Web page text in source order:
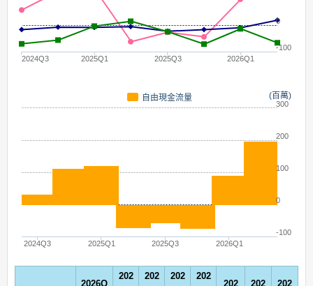
2024Q3 2025Q1 2025Q3 2026Q1
-100
0
(百萬)
自由現金流量
2024Q3 2025Q1 2025Q3 2026Q1
-100
0
100
200
300
2026Q
202
202
202
202
202 202 202